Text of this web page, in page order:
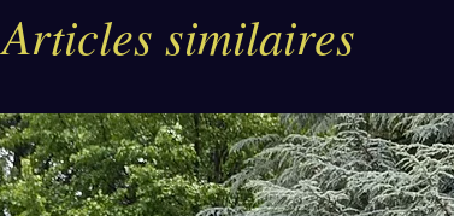
des
Boîte
Articles similaires